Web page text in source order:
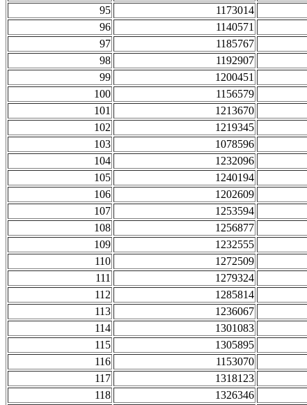
95
1173014
96
1140571
97
1185767
98
1192907
99
1200451
100
1156579
101
1213670
102
1219345
103
1078596
104
1232096
105
1240194
106
1202609
107
1253594
108
1256877
109
1232555
110
1272509
111
1279324
112
1285814
113
1236067
114
1301083
115
1305895
116
1153070
117
1318123
118
1326346